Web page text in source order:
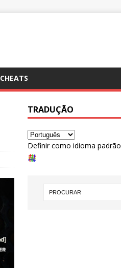
CHEATS
TRADUÇÃO
Definir como idioma padrão